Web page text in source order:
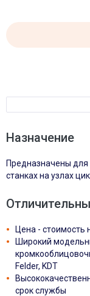
Назначение
Предназначены
станках на узлах
Цена - стоимость
Широкий
Felder, KDT
срок службы